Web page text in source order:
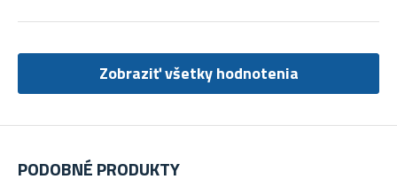
PODOBNÉ PRODUKTY
Zobraziť všetky hodnotenia